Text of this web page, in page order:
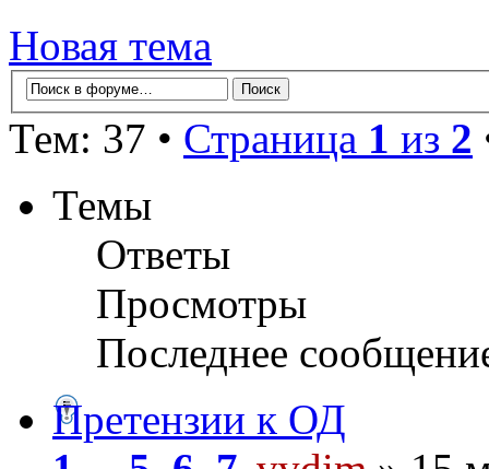
Новая тема
Тем: 37 • Страница 1 из 2
Темы
Ответы
Просмотры
Последнее
Претензии к ОД